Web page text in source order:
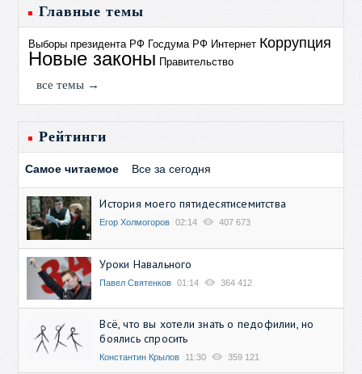
Главные темы
Выборы президента РФ Госдума РФ Интернет Коррупция
Новые законы Правительство
все темы →
Рейтинги
Самое читаемое Все за сегодня
История моего пятидесятисемитства
Егор Холмогоров 02:14 407 673
Уроки Навального
Павел Святенков 01:14 364 412
Всё, что вы хотели знать о педофилии, но
боялись спросить
Константин Крылов 11:30 359 121